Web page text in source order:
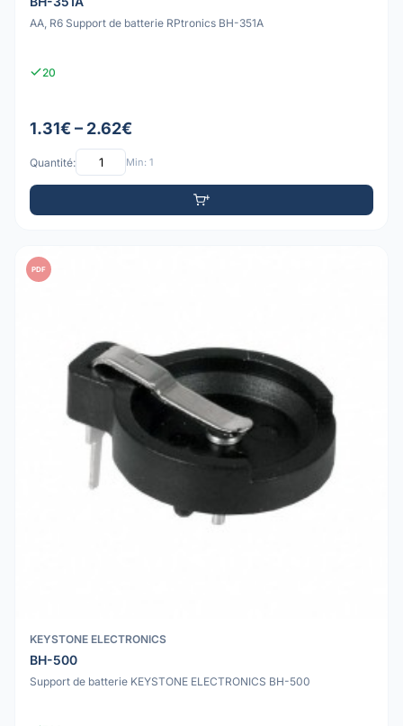
AA, R6 Support de batterie RPtronics BH-351A
20
1.31€ – 2.62€
Quantité: Min: 1
PDF
KEYSTONE ELECTRONICS
BH-500
Support de batterie KEYSTONE ELECTRONICS BH-500